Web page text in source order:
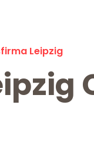
Leipzig